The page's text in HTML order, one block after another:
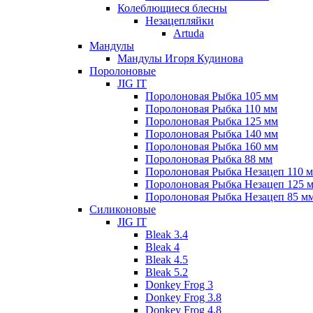
Колеблющиеся блесны
Незацепляйки
Artuda
Мандулы
Мандулы Игоря Кудинова
Поролоновые
JIG IT
Поролоновая Рыбка 105 мм
Поролоновая Рыбка 110 мм
Поролоновая Рыбка 125 мм
Поролоновая Рыбка 140 мм
Поролоновая Рыбка 160 мм
Поролоновая Рыбка 88 мм
Поролоновая Рыбка Незацеп 110
Поролоновая Рыбка Незацеп 125
Поролоновая Рыбка Незацеп 85
Силиконовые
JIG IT
Bleak 3.4
Bleak 4
Bleak 4.5
Bleak 5.2
Donkey Frog 3
Donkey Frog 3.8
Donkey Frog 4.8